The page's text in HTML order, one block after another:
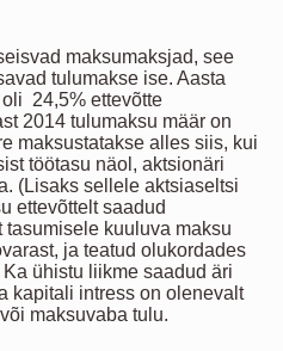
maksumaksjad, see
tulumakse ise. Aasta
24,5% ettevõtte
2014 tulumaksu määr on
maksustatakse alles siis, kui
töötasu näol, aktsionäri
(Lisaks sellele aktsiaseltsi
ettevõttelt saadud
kuuluva maksu
ja teatud olukordades
ühistu liikme saadud äri
kapitali intress on olenevalt
maksuvaba tulu.